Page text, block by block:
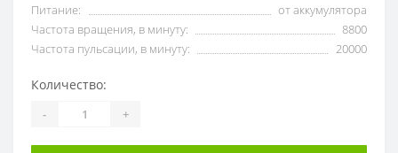
Питание:
от аккумулятора
Частота вращения, в минуту:
8800
Частота пульсации, в минуту:
20000
Количество:
- +